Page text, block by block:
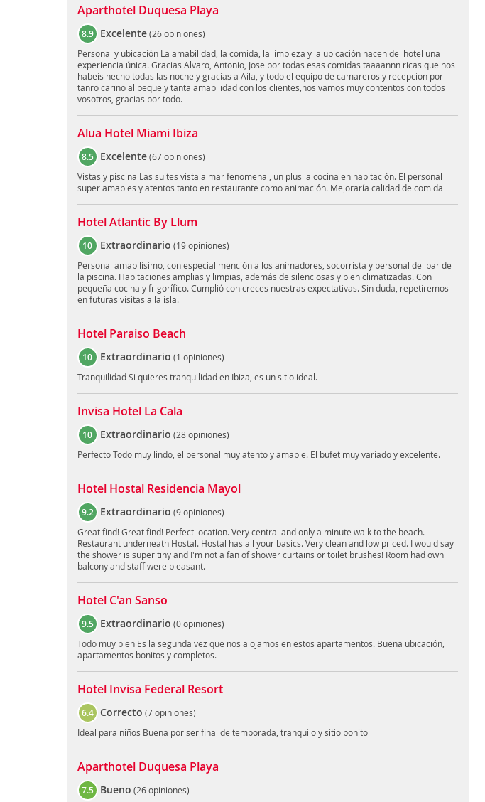
Aparthotel Duquesa Playa
8.9 Excelente(26 opiniones)
Personal y ubicación La amabilidad, la comida, la limpieza y la ubicación hacen del hotel una
experiencia única. Gracias Alvaro, Antonio, Jose por todas esas comidas taaaannn ricas que nos
habeis hecho todas las noche y gracias a Aila, y todo el equipo de camareros y recepcion por
tanro cariño al peque y tanta amabilidad con los clientes,nos vamos muy contentos con todos
vosotros, gracias por todo.
Alua Hotel Miami Ibiza
8.5 Excelente(67 opiniones)
Vistas y piscina Las suites vista a mar fenomenal, un plus la cocina en habitación. El personal
super amables y atentos tanto en restaurante como animación. Mejoraría calidad de comida
Hotel Atlantic By Llum
10 Extraordinario (19 opiniones)
Personal amabilísimo, con especial mención a los animadores, socorrista y personal del bar de
la piscina. Habitaciones amplias y limpias, además de silenciosas y bien climatizadas. Con
pequeña cocina y frigorífico. Cumplió con creces nuestras expectativas. Sin duda, repetiremos
en futuras visitas a la isla.
Hotel Paraiso Beach
10 Extraordinario (1 opiniones)
Tranquilidad Si quieres tranquilidad en Ibiza, es un sitio ideal.
Invisa Hotel La Cala
10 Extraordinario (28 opiniones)
Perfecto Todo muy lindo, el personal muy atento y amable. El bufet muy variado y excelente.
Hotel Hostal Residencia Mayol
9.2 Extraordinario (9 opiniones)
Great find! Great find! Perfect location. Very central and only a minute walk to the beach.
Restaurant underneath Hostal. Hostal has all your basics. Very clean and low priced. I would say
the shower is super tiny and I'm not a fan of shower curtains or toilet brushes! Room had own
balcony and staff were pleasant.
Hotel C'an Sanso
9.5 Extraordinario (0 opiniones)
Todo muy bien Es la segunda vez que nos alojamos en estos apartamentos. Buena ubicación,
apartamentos bonitos y completos.
Hotel Invisa Federal Resort
6.4 Correcto (7 opiniones)
Ideal para niños Buena por ser final de temporada, tranquilo y sitio bonito
Aparthotel Duquesa Playa
7.5 Bueno (26 opiniones)